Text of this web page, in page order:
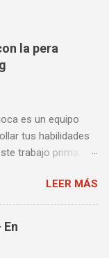
la pera
es un equipo
tus habilidades
trabajo prima
trabajo también
esquives y
así como
para acortar
LEER MÁS